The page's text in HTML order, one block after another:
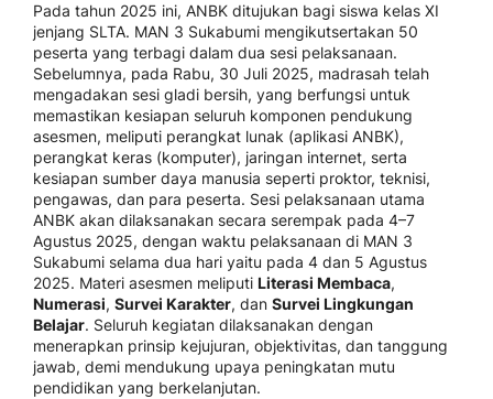
Pada tahun 2025 ini, ANBK ditujukan bagi siswa kelas XI
jenjang SLTA. MAN 3 Sukabumi mengikutsertakan 50
peserta yang terbagi dalam dua sesi pelaksanaan.
Sebelumnya, pada Rabu, 30 Juli 2025, madrasah telah
mengadakan sesi gladi bersih, yang berfungsi untuk
memastikan kesiapan seluruh komponen pendukung
asesmen, meliputi perangkat lunak (aplikasi ANBK),
perangkat keras (komputer), jaringan internet, serta
kesiapan sumber daya manusia seperti proktor, teknisi,
pengawas, dan para peserta. Sesi pelaksanaan utama
ANBK akan dilaksanakan secara serempak pada 4–7
Agustus 2025, dengan waktu pelaksanaan di MAN 3
Sukabumi selama dua hari yaitu pada 4 dan 5 Agustus
2025. Materi asesmen meliputi Literasi Membaca,
Numerasi, Survei Karakter, dan Survei Lingkungan
Belajar. Seluruh kegiatan dilaksanakan dengan
menerapkan prinsip kejujuran, objektivitas, dan tanggung
jawab, demi mendukung upaya peningkatan mutu
pendidikan yang berkelanjutan.